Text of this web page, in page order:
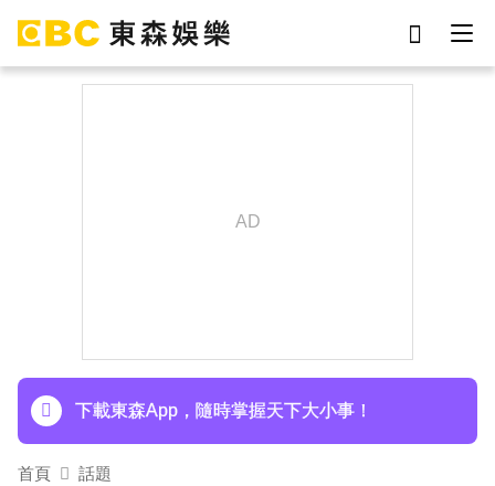
下載東森App，隨時掌握天下大小事！
首頁 話題